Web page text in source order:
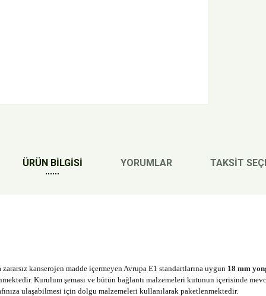
ÜRÜN BİLGİSİ YORUMLAR TAKSİT
kanserojen madde içermeyen Avrupa E1 standartlarına uygun 18 mm
Kurulum şeması ve bütün bağlantı malzemeleri kutunun içerisinde
ulaşabilmesi için dolgu malzemeleri kullanılarak paketlenmektedir.